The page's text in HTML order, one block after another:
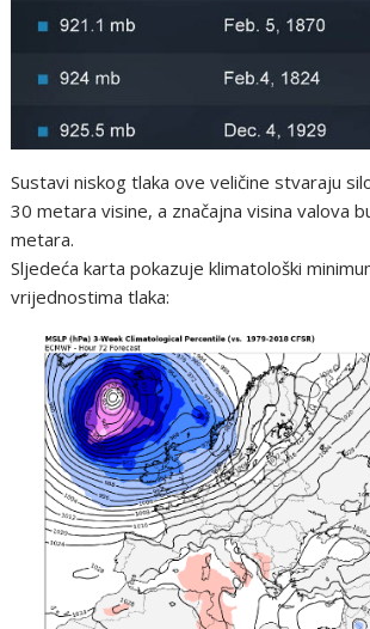
Sustavi niskog tlaka ove veličine stvaraju
30 metara visine, a značajna visina valova
metara.
Sljedeća karta pokazuje klimatološki
vrijednostima tlaka: